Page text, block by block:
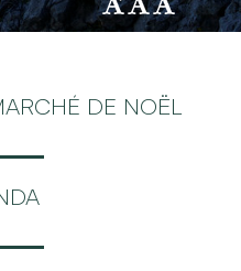
DE NOËL